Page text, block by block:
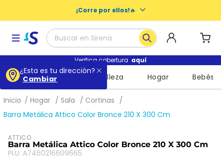
¡Corre por ellos!🔥
Buscar en Sirena
Términos más buscados
1
2 .
buenas noches nosotras
3.
escolares
5.
queso
Verifica cobertura aquí
¿Esta es tu dirección?
Cambiar
Supermercado Belleza Hogar Bebés
Hogar Sala
Cortinas
Barra Metálica Attico Color Bronce 210 X 300 Cm
ATTICO
Barra Metálica Attico Color Bronce 210 X 300 Cm
PLU: A7460216609665